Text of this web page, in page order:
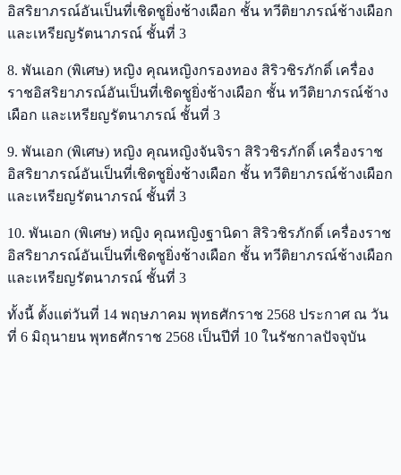
อิสริยาภรณ์อันเป็นที่เชิดชูยิ่งช้างเผือก ชั้น ทวีติยาภรณ์ช้างเผือก
และเหรียญรัตนาภรณ์ ชั้นที่ 3
8. พันเอก (พิเศษ) หญิง คุณหญิงกรองทอง สิริวชิรภักดิ์ เครื่อง
ราชอิสริยาภรณ์อันเป็นที่เชิดชูยิ่งช้างเผือก ชั้น ทวีติยาภรณ์ช้าง
เผือก และเหรียญรัตนาภรณ์ ชั้นที่ 3
9. พันเอก (พิเศษ) หญิง คุณหญิงจันจิรา สิริวชิรภักดิ์ เครื่องราช
อิสริยาภรณ์อันเป็นที่เชิดชูยิ่งช้างเผือก ชั้น ทวีติยาภรณ์ช้างเผือก
และเหรียญรัตนาภรณ์ ชั้นที่ 3
10. พันเอก (พิเศษ) หญิง คุณหญิงฐานิดา สิริวชิรภักดิ์ เครื่องราช
อิสริยาภรณ์อันเป็นที่เชิดชูยิ่งช้างเผือก ชั้น ทวีติยาภรณ์ช้างเผือก
และเหรียญรัตนาภรณ์ ชั้นที่ 3
ทั้งนี้ ตั้งแต่วันที่ 14 พฤษภาคม พุทธศักราช 2568 ประกาศ ณ วัน
ที่ 6 มิถุนายน พุทธศักราช 2568 เป็นปีที่ 10 ในรัชกาลปัจจุบัน